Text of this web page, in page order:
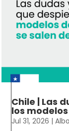
Chile | Las
los
Jul 31, 2026 |